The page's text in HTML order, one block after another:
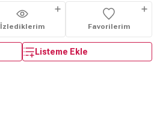
İzlediklerim Favorilerim
Listeme Ekle